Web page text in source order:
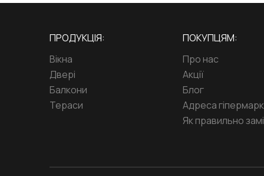
ПРОДУКЦІЯ:
Вікна
Двері
Балкони
Тераси
ПОКУПЦЯМ:
Про нас
Акції
Блог
Адреса
Як правильно